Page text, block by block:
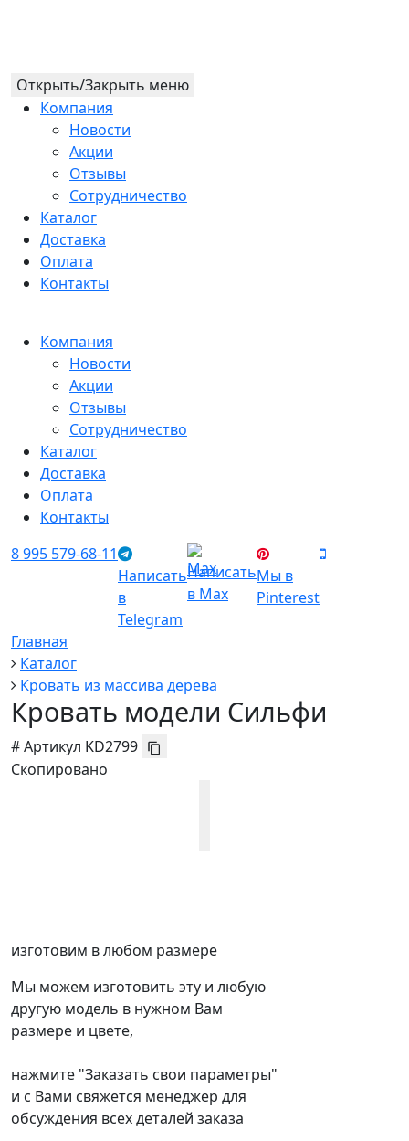
Открыть/Закрыть меню
Компания
Новости
Акции
Отзывы
Сотрудничество
Каталог
Доставка
Оплата
Контакты
Компания
Новости
Акции
Отзывы
Сотрудничество
Каталог
Доставка
Оплата
Контакты
8 995 579-68-11
Написать
в
Telegram
Написать
в Max
Мы в
Pinterest
Главная
Каталог
Кровать из массива дерева
Кровать модели Сильфи
#Артикул KD2799
Скопировано
изготовим в любом размере
Мы можем изготовить эту и любую
другую модель в нужном Вам
размере и цвете,
нажмите "Заказать свои параметры"
и с Вами свяжется менеджер для
обсуждения всех деталей заказа